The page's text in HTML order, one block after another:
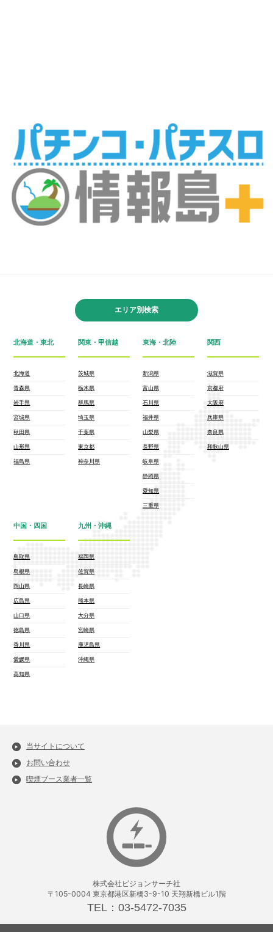
エリア別検索
北海道・東北
北海道
青森県
岩手県
宮城県
秋田県
山形県
福島県
関東・甲信越
茨城県
栃木県
群馬県
埼玉県
千葉県
東京都
神奈川県
東海・北陸
新潟県
富山県
石川県
福井県
山梨県
長野県
岐阜県
静岡県
愛知県
三重県
関西
滋賀県
京都府
大阪府
兵庫県
奈良県
和歌山県
中国・四国
鳥取県
島根県
岡山県
広島県
山口県
徳島県
香川県
愛媛県
高知県
九州・沖縄
福岡県
佐賀県
長崎県
熊本県
大分県
宮崎県
鹿児島県
沖縄県
当サイトについて
お問い合わせ
喫煙ブース業者一覧
株式会社ビジョンサーチ社
〒105-0004 東京都港区新橋3-9-10 天翔新橋ビル1階
TEL：03-5472-7035